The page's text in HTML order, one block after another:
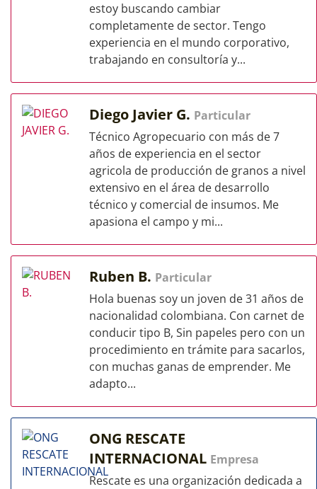
estoy buscando cambiar
completamente de sector. Tengo
experiencia en el mundo corporativo,
trabajando en consultoría y...
Diego Javier G. Particular
Técnico Agropecuario con más de 7
años de experiencia en el sector
agricola de producción de granos a nivel
extensivo en el área de desarrollo
técnico y comercial de insumos. Me
apasiona el campo y mi...
Ruben B. Particular
Hola buenas soy un joven de 31 años de
nacionalidad colombiana. Con carnet de
conducir tipo B, Sin papeles pero con un
procedimiento en trámite para sacarlos,
con muchas ganas de emprender. Me
adapto...
ONG RESCATE
INTERNACIONAL Empresa
Rescate es una organización dedicada a